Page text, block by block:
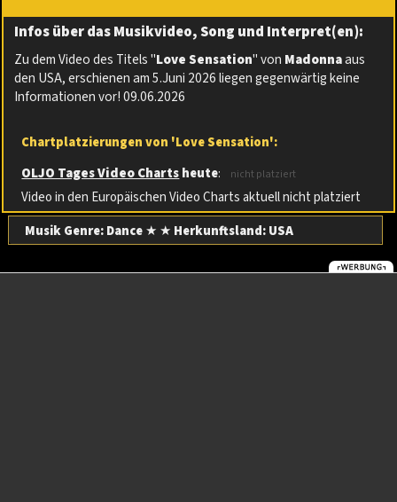
Infos über das Musikvideo, Song und Interpret(en):
Zu dem Video des Titels "Love Sensation" von Madonnaaus
den USA, erschienen am 5.Juni 2026 liegen gegenwärtig keine
Informationen vor! 09.06.2026
Chartplatzierungen von 'Love Sensation':
OLJO Tages Video Chartsheute: nicht platziert
Video in den Europäischen Video Charts aktuell nicht platziert
Musik Genre: Dance★ ★ Herkunftsland:USA